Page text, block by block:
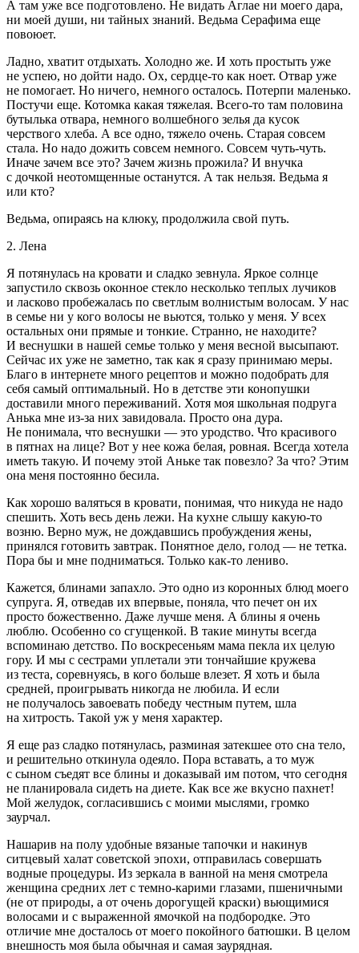
А там уже все подготовлено. Не видать Аглае ни моего дара,
ни моей души, ни тайных знаний. Ведьма Серафима еще
повоюет.
Ладно, хватит отдыхать. Холодно же. И хоть простыть уже
не успею, но дойти надо. Ох, сердце-то как ноет. Отвар уже
не помогает. Но ничего, немного осталось. Потерпи маленько.
Постучи еще. Котомка какая тяжелая. Всего-то там половина
бутылька отвара, немного волшебного зелья да кусок
черствого хлеба. А все одно, тяжело очень. Старая совсем
стала. Но надо дожить совсем немного. Совсем чуть-чуть.
Иначе зачем все это? Зачем жизнь прожила? И внучка
с дочкой неотомщенные останутся. А так нельзя. Ведьма я
или кто?
Ведьма, опираясь на клюку, продолжила свой путь.
2. Лена
Я потянулась на кровати и сладко зевнула. Яркое солнце
запустило сквозь оконное стекло несколько теплых лучиков
и ласково пробежалась по светлым волнистым волосам. У нас
в семье ни у кого волосы не вьются, только у меня. У всех
остальных они прямые и тонкие. Странно, не находите?
И веснушки в нашей семье только у меня весной высыпают.
Сейчас их уже не заметно, так как я сразу принимаю меры.
Благо в интернете много рецептов и можно подобрать для
себя самый оптимальный. Но в детстве эти конопушки
доставили много переживаний. Хотя моя школьная подруга
Анька мне из-за них завидовала. Просто она дура.
Не понимала, что веснушки — это уродство. Что красивого
в пятнах на лице? Вот у нее кожа белая, ровная. Всегда хотела
иметь такую. И почему этой Аньке так повезло? За что? Этим
она меня постоянно бесила.
Как хорошо валяться в кровати, понимая, что никуда не надо
спешить. Хоть весь день лежи. На кухне слышу какую-то
возню. Верно муж, не дождавшись пробуждения жены,
принялся готовить завтрак. Понятное дело, голод — не тетка.
Пора бы и мне подниматься. Только как-то лениво.
Кажется, блинами запахло. Это одно из коронных блюд моего
супруга. Я, отведав их впервые, поняла, что печет он их
просто божественно. Даже лучше меня. А блины я очень
люблю. Особенно со сгущенкой. В такие минуты всегда
вспоминаю детство. По воскресеньям мама пекла их целую
гору. И мы с сестрами уплетали эти тончайшие кружева
из теста, соревнуясь, в кого больше влезет. Я хоть и была
средней, проигрывать никогда не любила. И если
не получалось завоевать победу честным путем, шла
на хитрость. Такой уж у меня характер.
Я еще раз сладко потянулась, разминая затекшее ото сна тело,
и решительно откинула одеяло. Пора вставать, а то муж
с сыном съедят все блины и доказывай им потом, что сегодня
не планировала сидеть на диете. Как все же вкусно пахнет!
Мой желудок, согласившись с моими мыслями, громко
заурчал.
Нашарив на полу удобные вязаные тапочки и накинув
ситцевый халат советской эпохи, отправилась совершать
водные процедуры. Из зеркала в ванной на меня смотрела
женщина средних лет с темно-карими глазами, пшеничными
(не от природы, а от очень дорогущей краски) вьющимися
волосами и с выраженной ямочкой на подбородке. Это
отличие мне досталось от моего покойного батюшки. В целом
внешность моя была обычная и самая заурядная.